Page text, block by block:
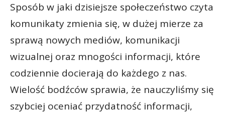
Sposób w jaki dzisiejsze społeczeństwo czyta
komunikaty zmienia się, w dużej mierze za
sprawą nowych mediów, komunikacji
wizualnej oraz mnogości informacji, które
codziennie docierają do każdego z nas.
Wielość bodźców sprawia, że nauczyliśmy się
szybciej oceniać przydatność informacji,